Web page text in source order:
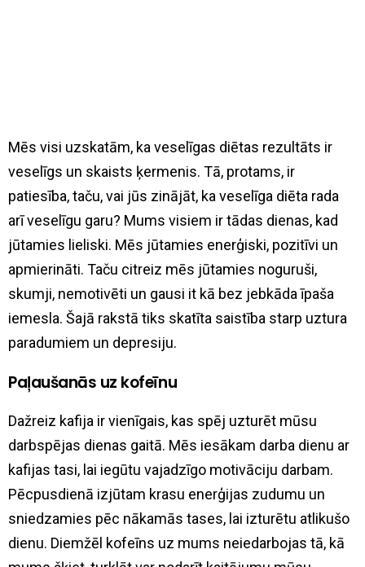
Mēs visi uzskatām, ka veselīgas diētas rezultāts ir
veselīgs un skaists ķermenis. Tā, protams, ir
patiesība, taču, vai jūs zinājāt, ka veselīga diēta rada
arī veselīgu garu? Mums visiem ir tādas dienas, kad
jūtamies lieliski. Mēs jūtamies enerģiski, pozitīvi un
apmierināti. Taču citreiz mēs jūtamies noguruši,
skumji, nemotivēti un gausi it kā bez jebkāda īpaša
iemesla. Šajā rakstā tiks skatīta saistība starp uztura
paradumiem un depresiju.
Paļaušanās uz kofeīnu
Dažreiz kafija ir vienīgais, kas spēj uzturēt mūsu
darbspējas dienas gaitā. Mēs iesākam darba dienu ar
kafijas tasi, lai iegūtu vajadzīgo motivāciju darbam.
Pēcpusdienā izjūtam krasu enerģijas zudumu un
sniedzamies pēc nākamās tases, lai izturētu atlikušo
dienu. Diemžēl kofeīns uz mums neiedarbojas tā, kā